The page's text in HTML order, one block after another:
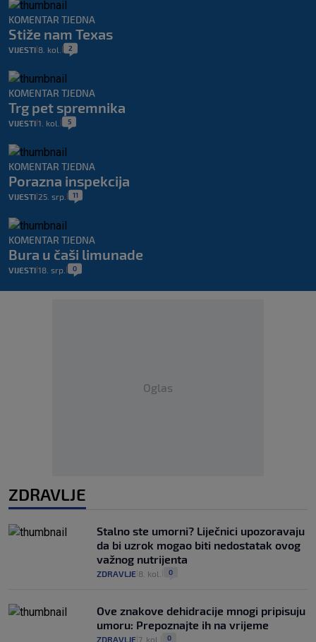
KOMENTAR TJEDNA
Stiže nam Texas
VIJESTI 8. kol. 2
KOMENTAR TJEDNA
Trg pet spremnika
VIJESTI 1. kol. 5
KOMENTAR TJEDNA
Porazna inspekcija
VIJESTI 25. srp. 11
KOMENTAR TJEDNA
Bura u čaši limunade
VIJESTI 18. srp. 0
Oglas
ZDRAVLJE
Stalno ste umorni? Liječnici upozoravaju
da bi uzrok mogao biti nedostatak ovog
važnog nutrijenta
ZDRAVLJE 8. kol. 0
Ove znakove dehidracije mnogi pripisuju
umoru: Prepoznajte ih na vrijeme
ZDRAVLJE 7. kol. 0